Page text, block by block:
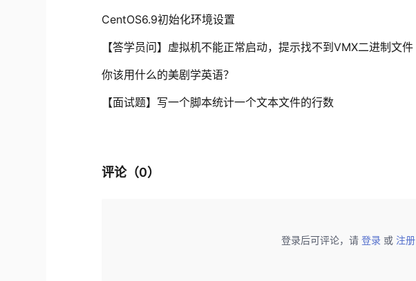
CentOS6.9初始化环境设置
【答学员问】虚拟机不能正常启动，提示找不到VMX二进制文件
你该用什么的美剧学英语？
【面试题】写一个脚本统计一个文本文件的行数
评论（0）
登录后可评论，请 登录 或 注册